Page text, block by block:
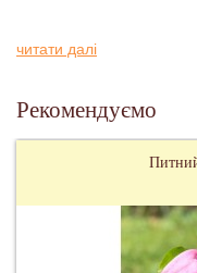
читати далі
Рекомендуємо